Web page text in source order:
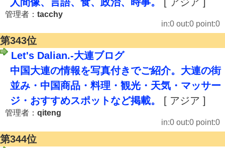
管理者： tacchy
in:0 out:0 point:0
第343位
Let's Dalian.-大連ブログ
中国大連の情報を写真付きでご紹介。大連の街
並み・中国商品・料理・観光・天気・マッサー
ジ・おすすめスポットなど掲載。
[ アジア ]
管理者： qiteng
in:0 out:0 point:0
第344位